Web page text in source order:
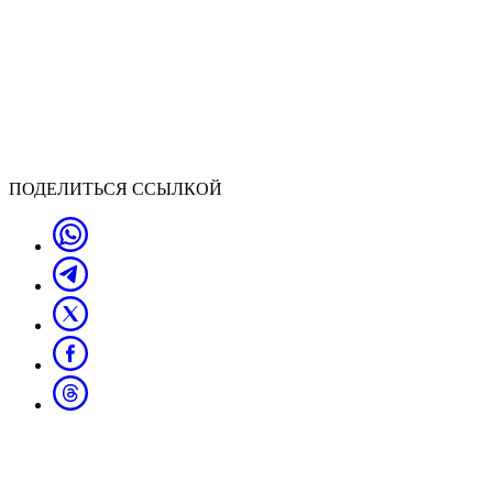
ПОДЕЛИТЬСЯ ССЫЛКОЙ